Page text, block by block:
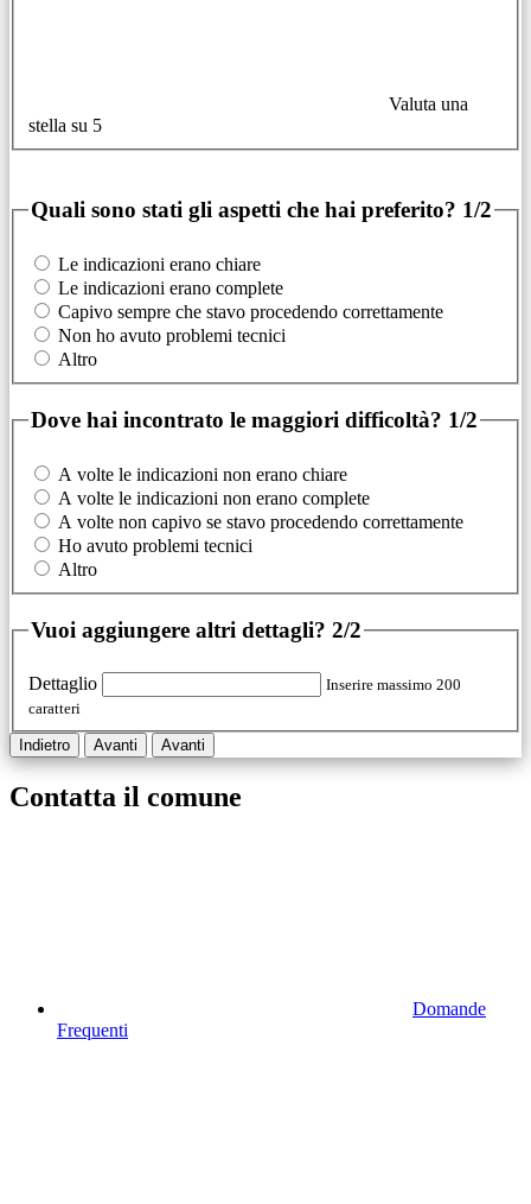
Valuta una
stella su 5
Quali sono stati gli aspetti che hai preferito? 1/2
Le indicazioni erano chiare
Le indicazioni erano complete
Capivo sempre che stavo procedendo correttamente
Non ho avuto problemi tecnici
Altro
Dove hai incontrato le maggiori difficoltà? 1/2
A volte le indicazioni non erano chiare
A volte le indicazioni non erano complete
A volte non capivo se stavo procedendo correttamente
Ho avuto problemi tecnici
Altro
Vuoi aggiungere altri dettagli? 2/2
Dettaglio
Inserire massimo 200
caratteri
Indietro Avanti Avanti
Contatta il comune
Domande
Frequenti